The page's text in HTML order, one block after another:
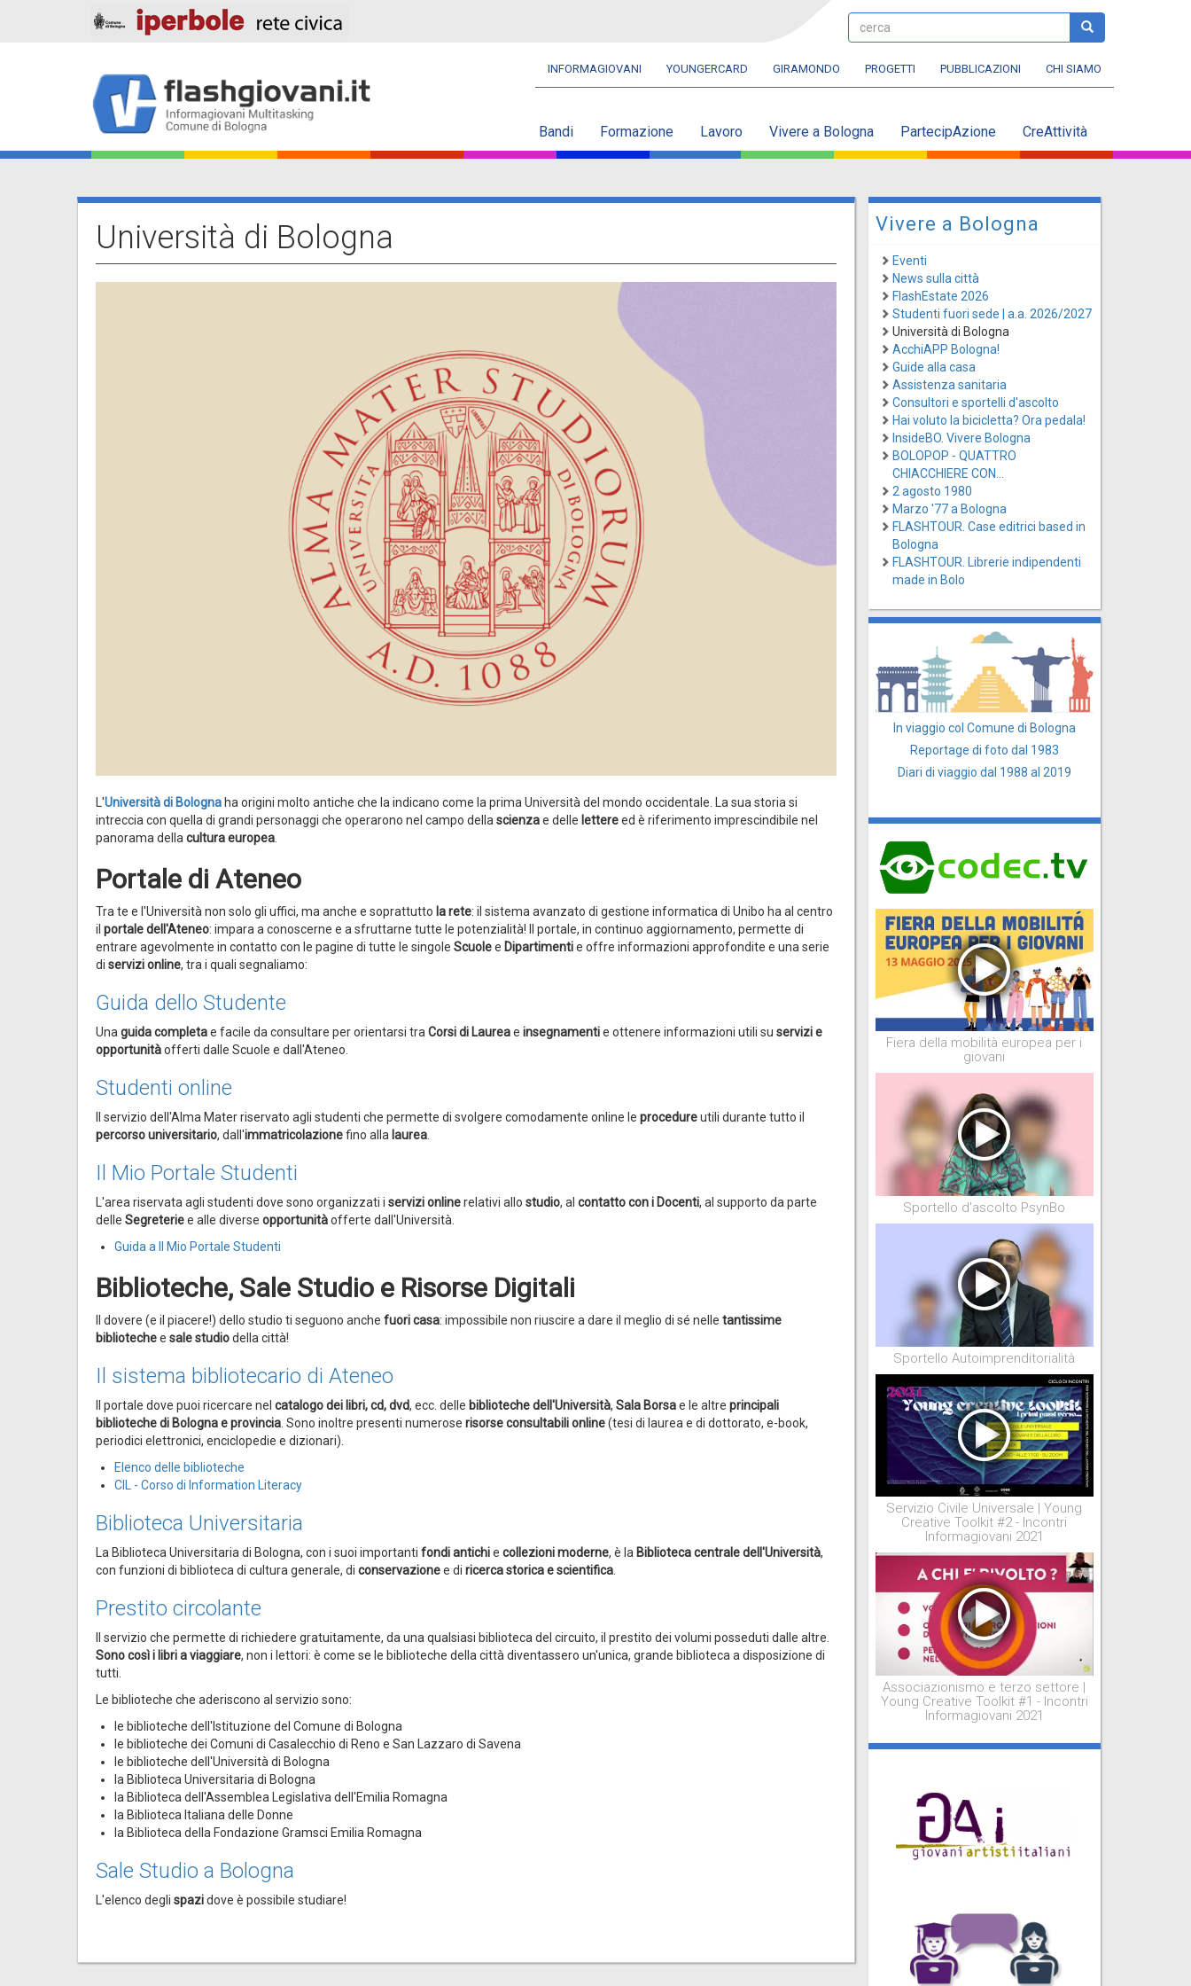
cerca cerca
Navbar
INFORMAGIOVANI YOUNGERCARD GIRAMONDO PROGETTI PUBBLICAZIONI CHI SIAMO
Main
navigation
Bandi Formazione Lavoro Vivere a Bologna PartecipAzione CreAttività
Università di Bologna
L'Università di Bolognaha origini molto antiche che la indicano come la prima Università del mondo occidentale. La sua storia si
intreccia con quella di grandi personaggi che operarono nel campo della scienzae delle lettereed è riferimento imprescindibile nel
panorama della cultura europea
Portale di Ateneo
Tra te e l'Università non solo gli uffici, ma anche e soprattutto la rete: il sistema avanzato di gestione informatica di Unibo ha al centro
il portale dell'Ateneo: impara a conoscerne e a sfruttarne tutte le potenzialità! Il portale, in continuo aggiornamento, permette di
entrare agevolmente in contatto con le pagine di tutte le singole Scuolee Dipartimentie offre informazioni approfondite e una serie
di servizi online, tra i quali segnaliamo:
Guida dello Studente
Una guida completae facile da consultare per orientarsi tra Corsi di Laureae insegnamentie ottenere informazioni utili su servizi e
opportunitàofferti dalle Scuole e dall'Ateneo.
Studenti online
Il servizio dell'Alma Mater riservato agli studenti che permette di svolgere comodamente online le procedureutili durante tutto il
percorso universitario, dall'immatricolazionefino alla laurea
Il Mio Portale Studenti
L'area riservata agli studenti dove sono organizzati i servizi onlinerelativi allo studio, al contatto con i Docenti, al supporto da parte
delle Segreteriee alle diverse opportunitàofferte dall'Università.
Guida a Il Mio Portale Studenti
Biblioteche, Sale Studio e Risorse Digitali
Il dovere (e il piacere!) dello studio ti seguono anche fuori casa: impossibile non riuscire a dare il meglio di sé nelle tantissime
bibliotechee sale studiodella città!
Il sistema bibliotecario di Ateneo
Il portale dove puoi ricercare nel catalogo dei libri, cd, dvd, ecc. delle biblioteche dell'Università, Sala Borsae le altre principali
biblioteche di Bologna e provincia . Sono inoltre presenti numerose risorse consultabili online(tesi di laurea e di dottorato, e-book,
periodici elettronici, enciclopedie e dizionari).
Elenco delle biblioteche
CIL - Corso di Information Literacy
Biblioteca Universitaria
La Biblioteca Universitaria di Bologna, con i suoi importanti fondi antichie collezioni moderne, è la Biblioteca centrale dell'Università,
con funzioni di biblioteca di cultura generale, di conservazionee di ricerca storica e scientifica
Prestito circolante
Il servizio che permette di richiedere gratuitamente, da una qualsiasi biblioteca del circuito, il prestito dei volumi posseduti dalle altre.
Sono così i libri a viaggiare, non i lettori: è come se le biblioteche della città diventassero un'unica, grande biblioteca a disposizione di
tutti.
Le biblioteche che aderiscono al servizio sono:
le biblioteche dell'Istituzione del Comune di Bologna
le biblioteche dei Comuni di Casalecchio di Reno e San Lazzaro di Savena
le biblioteche dell'Università di Bologna
la Biblioteca Universitaria di Bologna
la Biblioteca dell'Assemblea Legislativa dell'Emilia Romagna
la Biblioteca Italiana delle Donne
la Biblioteca della Fondazione Gramsci Emilia Romagna
Sale Studio a Bologna
L'elenco degli spazidove è possibile studiare!
Vivere a Bologna
Eventi
News sulla città
FlashEstate 2026
Studenti fuori sede | a.a. 2026/2027
Università di Bologna
AcchiAPP Bologna!
Guide alla casa
Assistenza sanitaria
Consultori e sportelli d'ascolto
Hai voluto la bicicletta? Ora pedala!
InsideBO. Vivere Bologna
BOLOPOP - QUATTRO
CHIACCHIERE CON...
2 agosto 1980
Marzo '77 a Bologna
FLASHTOUR. Case editrici based in
Bologna
FLASHTOUR. Librerie indipendenti
made in Bolo
In viaggio col Comune di Bologna
Reportage di foto dal 1983
Diari di viaggio dal 1988 al 2019
Fiera della mobilità europea per i
giovani
Sportello d'ascolto PsynBo
Sportello Autoimprenditorialità
Servizio Civile Universale | Young
Creative Toolkit #2 - Incontri
Informagiovani 2021
Associazionismo e terzo settore |
Young Creative Toolkit #1 - Incontri
Informagiovani 2021